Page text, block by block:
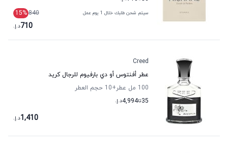
سيتم شحن طلبك خلال 1 يوم عمل 840
15%
710د.إ.
Creed
عطر أفنتوس أو دي بارفيوم للرجال كريد
100 مل عطر
+10
حجم العطر
35تا4,994د.إ.
1,410د.إ.